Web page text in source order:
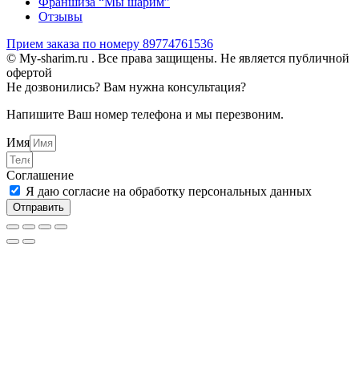
Отзывы
Прием заказа по номеру 89774761536
© My-sharim.ru . Все права защищены. Не является публичной
офертой
Не дозвонились? Вам нужна консультация?
Напишите Ваш номер телефона и мы перезвоним.
Имя
Соглашение
Я даю согласие на обработку персональных данных
Отправить